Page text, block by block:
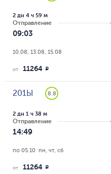
Отправление
09:03
2 дн 4 ч 59 м
10.08, 13.08, 15.08
от 11264 R
201Ы 8.8
Отправление
14:49
2 дн 1 ч 38 м
по 05.10  пн, чт, сб
от 11264 R